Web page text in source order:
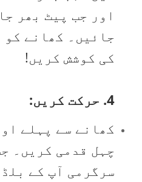
اور جب پیٹ بھر
جائیں۔ کھانے
کی کوشش کریں!
4. حرکت کریں:
کھانے سے پہلے
چہل قدمی کریں۔
سرگرمی آپ کے